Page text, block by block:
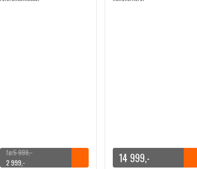
5 999,-
Opprinnelig
2 999,-
Nåværende
14 999,-